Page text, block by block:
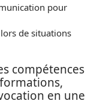
pour
de situations
compétences
en une